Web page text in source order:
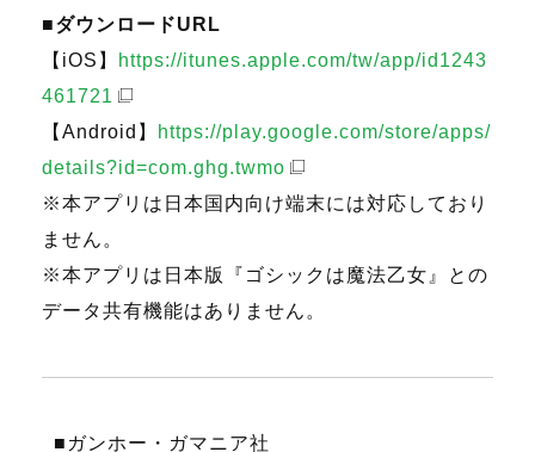
■ダウンロードURL
【iOS】
https://itunes.apple.com/tw/app/id1243
461721
【Android】
https://play.google.com/store/apps/
details?id=com.ghg.twmo
※本アプリは日本国内向け端末には対応しており
ません。
※本アプリは日本版『ゴシックは魔法乙女』との
データ共有機能はありません。
■ガンホー・ガマニア社